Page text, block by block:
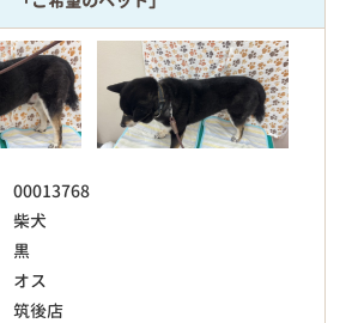
00013768
柴犬
黒
オス
筑後店